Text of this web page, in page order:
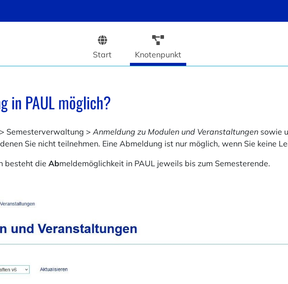
Start Knotenpunkt
in PAUL möglich?
Semesterverwaltung > Anmeldung zu Modulen und Veranstaltungen sowie
Sie nicht teilnehmen. Eine Abmeldung ist nur möglich, wenn Sie keine
besteht die Abmeldemöglichkeit in PAUL jeweils bis zum Semesterende.